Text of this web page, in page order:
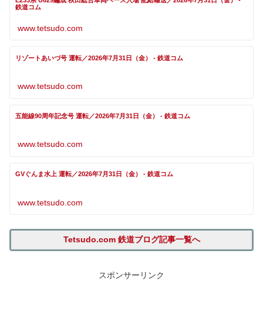
鉄道コム
www.tetsudo.com
リゾートあいづ号 運転／2026年7月31日（金） - 鉄道コム
www.tetsudo.com
五能線90周年記念号 運転／2026年7月31日（金） - 鉄道コム
www.tetsudo.com
GVぐんま水上 運転／2026年7月31日（金） - 鉄道コム
www.tetsudo.com
Tetsudo.com 鉄道ブログ記事一覧へ
スポンサーリンク